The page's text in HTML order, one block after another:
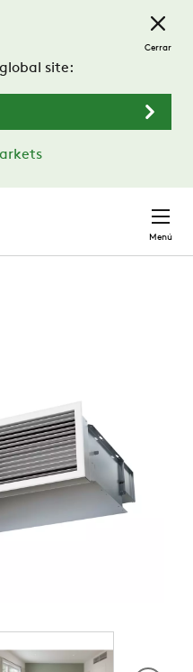
site:
Cerrar
Menú